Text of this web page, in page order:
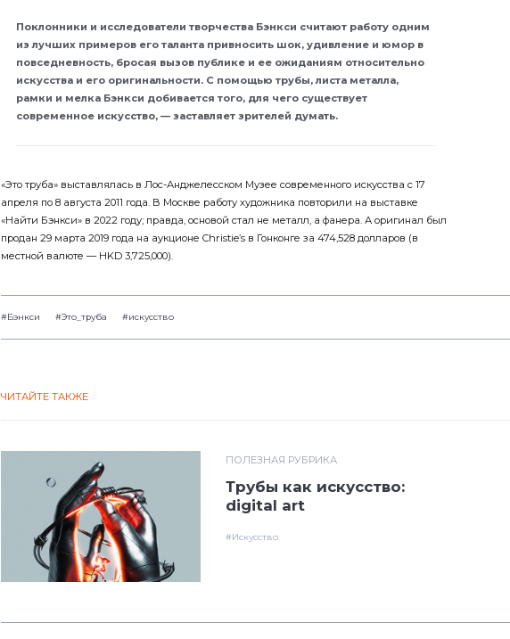
Поклонники и исследователи творчества Бэнкси считают работу одним
из лучших примеров его таланта привносить шок, удивление и юмор в
повседневность, бросая вызов публике и ее ожиданиям относительно
искусства и его оригинальности. С помощью трубы, листа металла,
рамки и мелка Бэнкси добивается того, для чего существует
современное искусство, — заставляет зрителей думать.
«Это труба» выставлялась в Лос-Анджелесском Музее современного искусства с 17
апреля по 8 августа 2011 года. В Москве работу художника повторили на выставке
«Найти Бэнкси» в 2022 году; правда, основой стал не металл, а фанера. А оригинал был
продан 29 марта 2019 года на аукционе Christie’s в Гонконге за 474,528 долларов (в
местной валюте — HKD 3,725,000).
#Бэнкси #Это_труба #искусство
ЧИТАЙТЕ ТАКЖЕ
ПОЛЕЗНАЯ РУБРИКА
Трубы как искусство:
digital art
#Искусство